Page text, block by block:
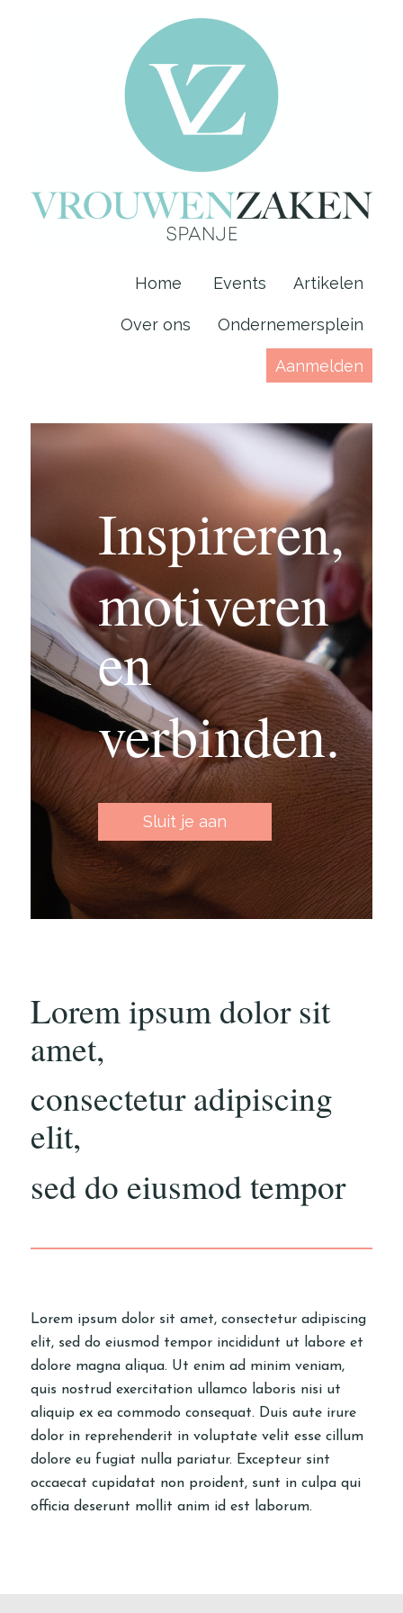
Home Events Artikelen
Over ons Ondernemersplein
Aanmelden
Inspireren,
motiveren
en
verbinden.
Sluit je aan
Lorem ipsum dolor sit
amet,
consectetur adipiscing
elit,
sed do eiusmod tempor
Lorem ipsum dolor sit amet, consectetur adipiscing
elit, sed do eiusmod tempor incididunt ut labore et
dolore magna aliqua. Ut enim ad minim veniam,
quis nostrud exercitation ullamco laboris nisi ut
aliquip ex ea commodo consequat. Duis aute irure
dolor in reprehenderit in voluptate velit esse cillum
dolore eu fugiat nulla pariatur. Excepteur sint
occaecat cupidatat non proident, sunt in culpa qui
officia deserunt mollit anim id est laborum.